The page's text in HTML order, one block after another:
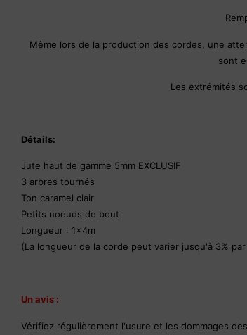
Même lors de la production des cordes, une
sont
Les extrémités
Détails:
Jute haut de gamme 5mm EXCLUSIF
3 arbres tournés
Ton caramel clair
Petits noeuds de bout
Longueur : 1x4m
(La longueur de la corde peut varier jusqu'à 3%
Un avis :
Vérifiez régulièrement l'usure et les dommages